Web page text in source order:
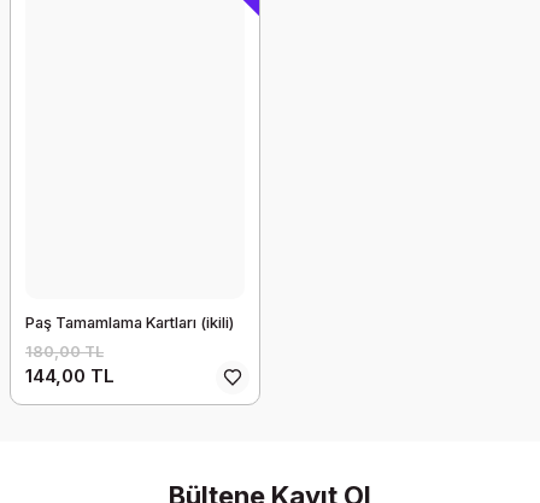
Paş Tamamlama Kartları (ikili)
180,00 TL
144,00 TL
Bültene Kayıt Ol